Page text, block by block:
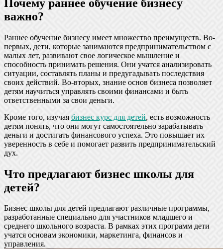
Почему раннее обучение бизнесу
важно?
Раннее обучение бизнесу имеет множество преимуществ. Во-
первых, дети, которые занимаются предпринимательством с
малых лет, развивают свое логическое мышление и
способность принимать решения. Они учатся анализировать
ситуации, составлять планы и предугадывать последствия
своих действий. Во-вторых, знание основ бизнеса позволяет
детям научиться управлять своими финансами и быть
ответственными за свои деньги.
Кроме того, изучая бизнес курс для детей, есть возможность
детям понять, что они могут самостоятельно зарабатывать
деньги и достигать финансового успеха. Это повышает их
уверенность в себе и помогает развить предпринимательский
дух.
Что предлагают бизнес школы для
детей?
Бизнес школы для детей предлагают различные программы,
разработанные специально для участников младшего и
среднего школьного возраста. В рамках этих программ дети
учатся основам экономики, маркетинга, финансов и
управления.